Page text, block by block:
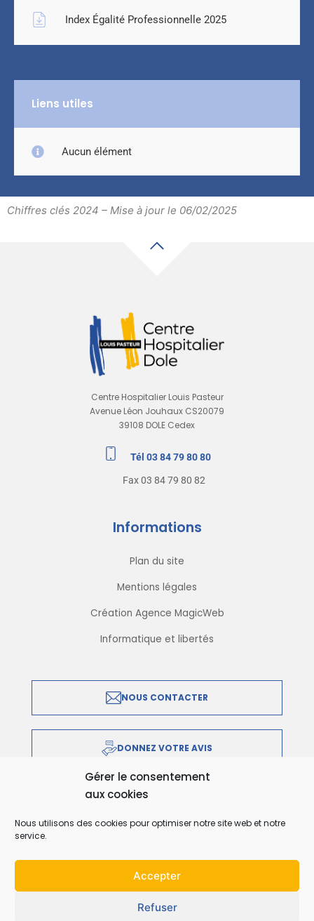
Gérer le consentement
aux cookies
Nous utilisons des cookies pour optimiser notre site web et notre
service.
Accepter
Refuser
Index Égalité Professionnelle 2025
Liens utiles
Aucun élément
Chiffres clés 2024 – Mise à jour le 06/02/2025
Centre Hospitalier Louis Pasteur
Avenue Léon Jouhaux CS20079
39108 DOLE Cedex
Tél 03 84 79 80 80
Fax 03 84 79 80 82
Informations
Plan du site
Mentions légales
Création Agence MagicWeb
Informatique et libertés
NOUS CONTACTER
DONNEZ VOTRE AVIS
IMPRIMER EN PDF